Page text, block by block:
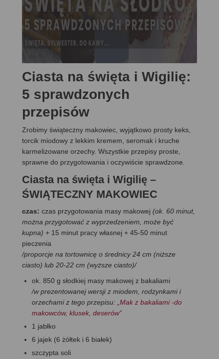
Ciasta na święta i Wigilię:
5 sprawdzonych
przepisów
Zrobimy świąteczny makowiec, wyjątkowo prosty keks,
torcik miodowy z lekkim kremem, seromak i kruche
karmelizowane orzechy. Wszystkie przepisy proste,
sprawne do przygotowania i oczywiście sprawdzone.
Ciasta na święta i Wigilię –
ŚWIĄTECZNY MAKOWIEC
czas: czas przygotowania masy makowej (ok. 60 minut,
można przygotować z wyprzedzeniem, może być
kupna) + 15 minut pracy własnej + 45-50 minut
pieczenia
/proporcje na tortownicę o średnicy 24 cm (niższe
ciasto) lub 20-22 cm (wyższe ciasto)/
ok. 850 g słodkiej masy makowej z bakaliami
/w prezentowanej wersji z miodem, rodzynkami i
orzechami z tego przepisu:
„Mak z bakaliami -do
makowców, klusek, deserów”
1 jabłko
6 jajek (6 żółtek i 6 białek)
szczypta soli